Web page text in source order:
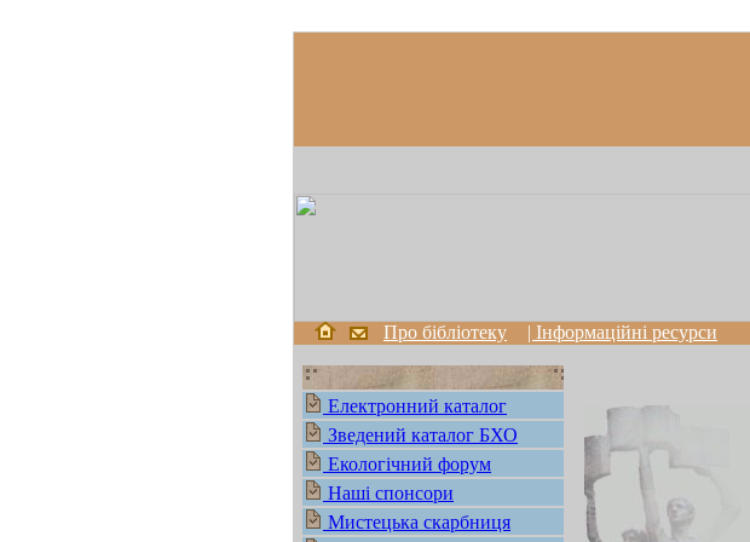
Про бібліотеку
| Інформаційні ресурси
Електронний каталог
Зведений каталог БХО
Екологічний форум
Наші спонсори
Мистецька скарбниця